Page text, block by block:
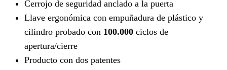
Cerrojo de seguridad anclado a la puerta
Llave ergonómica con empuñadura de plástico y
cilindro probado con 100.000 ciclos de
apertura/cierre
Producto con dos patentes